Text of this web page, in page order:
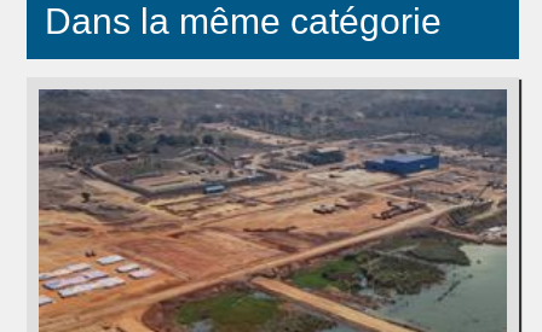
Dans la même catégorie